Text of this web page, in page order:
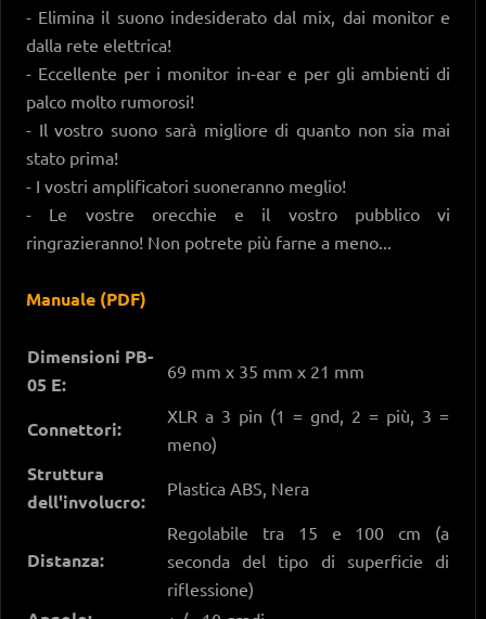
- Elimina il suono indesiderato dal mix, dai monitor e
dalla rete elettrica!
- Eccellente per i monitor in-ear e per gli ambienti di
palco molto rumorosi!
- Il vostro suono sarà migliore di quanto non sia mai
stato prima!
- I vostri amplificatori suoneranno meglio!
- Le vostre orecchie e il vostro pubblico vi
ringrazieranno! Non potrete più farne a meno...
Manuale (PDF)
Dimensioni PB-
05 E:
69 mm x 35 mm x 21 mm
Connettori:
XLR a 3 pin (1 = gnd, 2 = più, 3 =
meno)
Struttura
dell'involucro:
Plastica ABS, Nera
Distanza:
Regolabile tra 15 e 100 cm (a
seconda del tipo di superficie di
riflessione)